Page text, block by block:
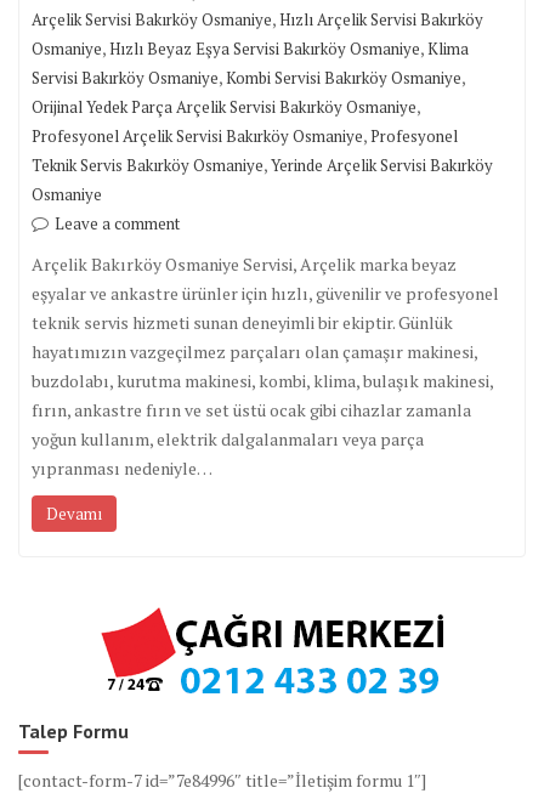
Arçelik Servisi Bakırköy Osmaniye,Hızlı Arçelik Servisi Bakırköy
Osmaniye,Hızlı Beyaz Eşya Servisi Bakırköy Osmaniye,Klima
Servisi Bakırköy Osmaniye,Kombi Servisi Bakırköy Osmaniye,
Orijinal Yedek Parça Arçelik Servisi Bakırköy Osmaniye,
Profesyonel Arçelik Servisi Bakırköy Osmaniye,Profesyonel
Teknik Servis Bakırköy Osmaniye,Yerinde Arçelik Servisi Bakırköy
Osmaniye
Leave a comment
Arçelik Bakırköy Osmaniye Servisi, Arçelik marka beyaz
eşyalar ve ankastre ürünler için hızlı, güvenilir ve profesyonel
teknik servis hizmeti sunan deneyimli bir ekiptir. Günlük
hayatımızın vazgeçilmez parçaları olan çamaşır makinesi,
buzdolabı, kurutma makinesi, kombi, klima, bulaşık makinesi,
fırın, ankastre fırın ve set üstü ocak gibi cihazlar zamanla
yoğun kullanım, elektrik dalgalanmaları veya parça
yıpranması nedeniyle…
Devamı
Talep Formu
[contact-form-7 id=”7e84996″ title=”İletişim formu 1″]